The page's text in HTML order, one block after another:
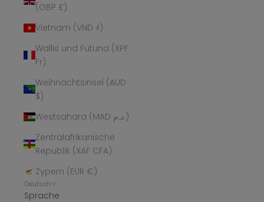
(GBP £)
Vietnam (VND ₫)
Wallis und Futuna (XPF
Fr)
Weihnachtsinsel (AUD
$)
Westsahara (MAD د.م.)
Zentralafrikanische
Republik (XAF CFA)
Zypern (EUR €)
Deutsch
Sprache